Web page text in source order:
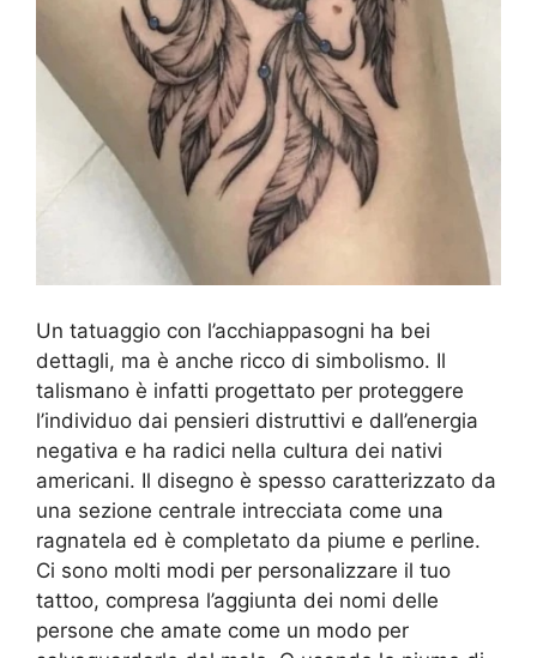
Un tatuaggio con l’acchiappasogni ha bei
dettagli, ma è anche ricco di simbolismo. Il
talismano è infatti progettato per proteggere
l’individuo dai pensieri distruttivi e dall’energia
negativa e ha radici nella cultura dei nativi
americani. Il disegno è spesso caratterizzato da
una sezione centrale intrecciata come una
ragnatela ed è completato da piume e perline.
Ci sono molti modi per personalizzare il tuo
tattoo, compresa l’aggiunta dei nomi delle
persone che amate come un modo per